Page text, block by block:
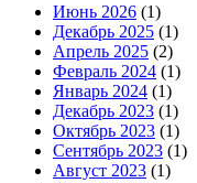
Июнь 2026 (1)
Декабрь 2025 (1)
Апрель 2025 (2)
Февраль 2024 (1)
Январь 2024 (1)
Декабрь 2023 (1)
Октябрь 2023 (1)
Сентябрь 2023 (1)
Август 2023 (1)